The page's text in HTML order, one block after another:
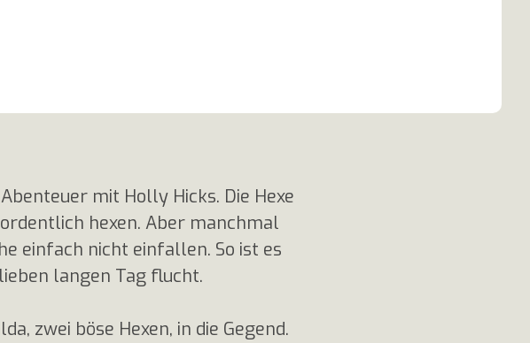
mit Holly Hicks. Die Hexe
hexen. Aber manchmal
einfach nicht einfallen. So ist es
langen Tag flucht.
zwei böse Hexen, in die Gegend.